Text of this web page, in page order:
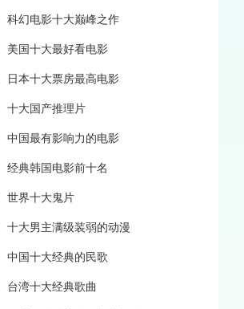
科幻电影十大巅峰之作
美国十大最好看电影
日本十大票房最高电影
十大国产推理片
中国最有影响力的电影
经典韩国电影前十名
世界十大鬼片
十大男主满级装弱的动漫
中国十大经典的民歌
台湾十大经典歌曲